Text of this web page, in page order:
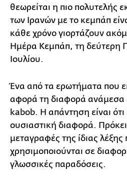
θεωρείται η πιο πολυτελής
των Ιρανών με το κεμπάπ
κάθε χρόνο γιορτάζουν
Ημέρα Κεμπάπ, τη δεύτερη
Ιουλίου.
Ένα από τα ερωτήματα που
αφορά τη διαφορά ανάμεσα
kabob. H απάντηση είναι ότι
ουσιαστική διαφορά.
μεταγραφές της ίδιας λέξης
χρησιμοποιούνται σε
γλωσσικές παραδόσεις.